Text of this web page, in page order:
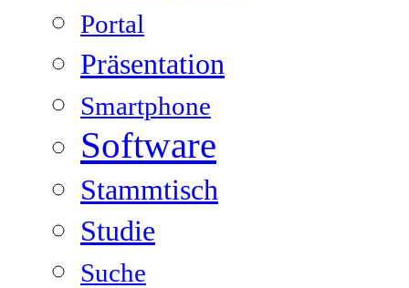
Portal
Präsentation
Smartphone
Software
Stammtisch
Studie
Suche